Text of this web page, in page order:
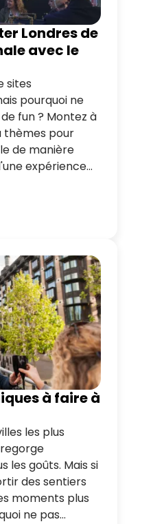
Londres de
avec le
sites
pourquoi ne
fun ? Montez à
thèmes pour
de manière
expérience
de
inspirés de
à faire à
les plus
les goûts. Mais si
des sentiers
moments plus
ne pas